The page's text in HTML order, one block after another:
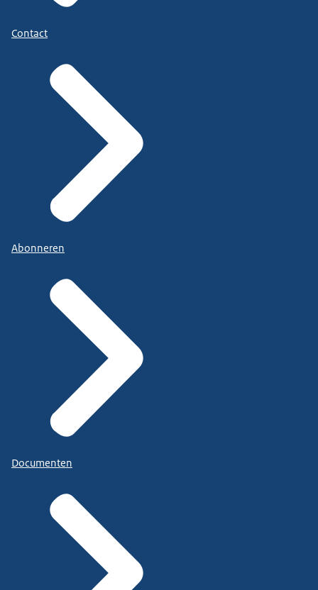
Contact
Abonneren
Documenten